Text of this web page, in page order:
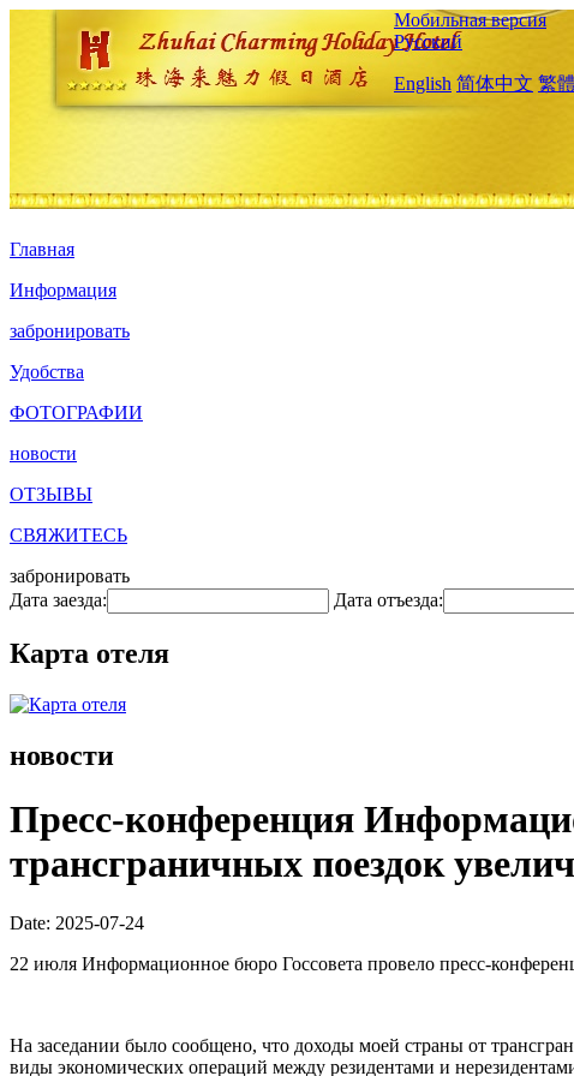
Мобильная версия
Русский
English 简体中文 繁
Главная
Информация
забронировать
Удобства
ФОТОГРАФИИ
новости
ОТЗЫВЫ
СВЯЖИТЕСЬ
забронировать
Дата заезда:
Дата отъезда:
Карта отеля
новости
Пресс-конференция
трансграничных поездок
Date: 2025-07-24
22 июля Информационное бюро Госсовета провело пресс-
На заседании было сообщено, что доходы моей страны от
виды экономических операций между резидентами и